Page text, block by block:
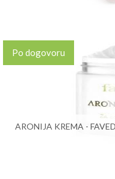
Po dogovoru
ARONIJA KREMA -